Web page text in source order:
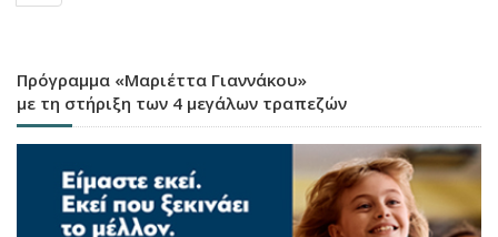
Πρόγραμμα «Μαριέττα Γιαννάκου»
με τη στήριξη των 4 μεγάλων τραπεζών